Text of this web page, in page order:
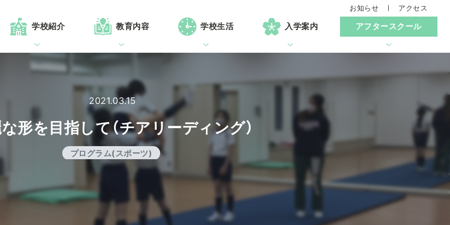
学校紹介 教育内容 学校生活 入学案内 アフタースクール
お知らせ アクセス
2021.03.15
形を目指して（チアリーディング）
プログラム(スポーツ)